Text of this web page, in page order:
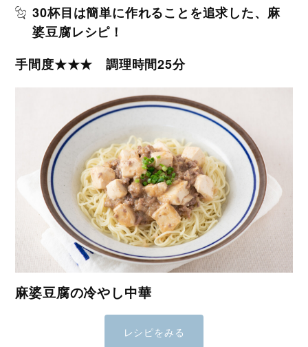
30杯目は簡単に作れることを追求した、麻
婆豆腐レシピ！
手間度★★★ 調理時間25分
麻婆豆腐の冷やし中華
レシピをみる